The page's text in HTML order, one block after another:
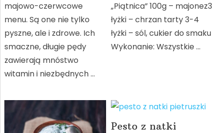
majowo-czerwcowe
menu. Są one nie tylko
pyszne, ale i zdrowe. Ich
smaczne, długie pędy
zawierają mnóstwo
witamin i niezbędnych …
„Piątnica” 100g – majonez3
łyżki – chrzan tarty 3-4
łyżki – sól, cukier do smaku
Wykonanie: Wszystkie …
Pesto z natki